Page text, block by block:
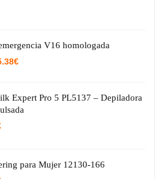
V16 homologada
€El
15.38€.
Expert Pro 5 PL5137 – Depiladora
para Mujer 12130-166